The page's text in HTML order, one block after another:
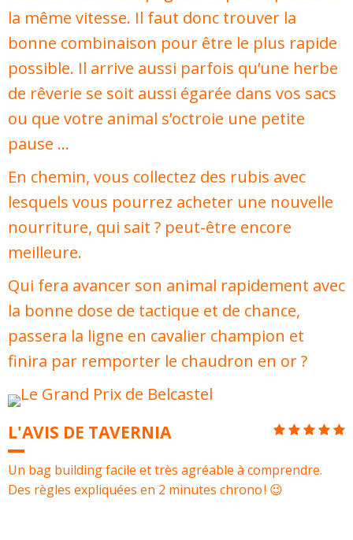
la même vitesse. Il faut donc trouver la
bonne combinaison pour être le plus rapide
possible. Il arrive aussi parfois qu’une herbe
de rêverie se soit aussi égarée dans vos sacs
ou que votre animal s’octroie une petite
pause …
En chemin, vous collectez des rubis avec
lesquels vous pourrez acheter une nouvelle
nourriture, qui sait ? peut-être encore
meilleure.
Qui fera avancer son animal rapidement avec
la bonne dose de tactique et de chance,
passera la ligne en cavalier champion et
finira par remporter le chaudron en or ?
L'AVIS DE TAVERNIA
Un bag building facile et très agréable à comprendre.
Des règles expliquées en 2 minutes chrono ! 😉